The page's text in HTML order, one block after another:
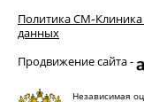
Политика
данных
Продвижение сайта -
Независимая